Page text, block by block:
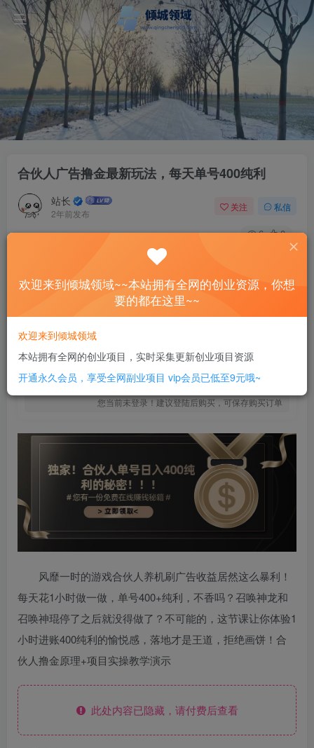
合伙人广告撸金最新玩法，每天单号400纯利
站长
2年前发布
关注 私信
6 0
此内容为付费资源，请付费后查看
10
立即购买
您当前未登录！建议登陆后购买，可保存购买订单
风靡一时的游戏合伙人养机刷广告收益居然这么暴利！
每天花1小时做一做，单号400+纯利，不香吗？召唤神龙和
召唤神琨停了之后就没得做了？不可能的，这节课让你体验1
小时进账400纯利的愉悦感，落地才是王道，拒绝画饼！合
伙人撸金原理+项目实操教学演示
此处内容已隐藏，请付费后查看
欢迎来到倾城领域~~本站拥有全网的创业资源，你想
要的都在这里~~
欢迎来到倾城领域
本站拥有全网的创业项目，实时采集更新创业项目资源
开通永久会员，享受全网副业项目 vip会员已低至9元哦~